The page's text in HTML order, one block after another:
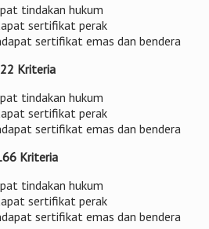
tindakan hukum
sertifikat perak
sertifikat emas dan bendera
Kriteria
tindakan hukum
sertifikat perak
sertifikat emas dan bendera
Kriteria
tindakan hukum
sertifikat perak
sertifikat emas dan bendera